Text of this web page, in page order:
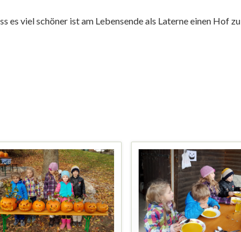
es viel schöner ist am Lebensende als Laterne einen Hof zu